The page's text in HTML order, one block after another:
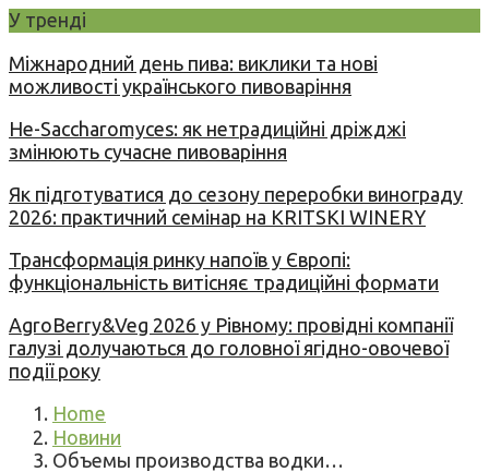
У тренді
Міжнародний день пива: виклики та нові
можливості українського пивоваріння
Не-Saccharomyces: як нетрадиційні дріжджі
змінюють сучасне пивоваріння
Як підготуватися до сезону переробки винограду
2026: практичний семінар на KRITSKI WINERY
Трансформація ринку напоїв у Європі:
функціональність витісняє традиційні формати
AgroBerry&Veg 2026 у Рівному: провідні компанії
галузі долучаються до головної ягідно-овочевої
події року
Home
Новини
Объемы производства водки…